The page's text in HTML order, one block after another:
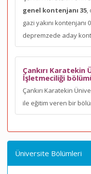
genel kontenjanı 35,
gazi yakını kontenjanı
depremzede aday
Çankırı
İşletmeciliği
Çankırı Karatekin
ile eğitim veren bir
Üniversite Bölümleri